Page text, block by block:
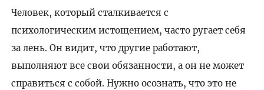
Человек, который сталкивается с
психологическим истощением, часто ругает себя
за лень. Он видит, что другие работают,
выполняют все свои обязанности, а он не может
справиться с собой. Нужно осознать, что это не